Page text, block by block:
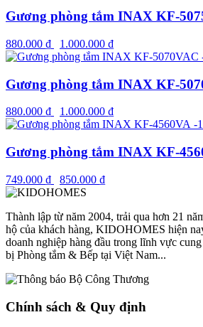
Gương phòng tắm INAX KF-
880.000 ₫ 1.000.000 ₫
Gương phòng tắm INAX KF-
880.000 ₫ 1.000.000 ₫
-
Gương phòng tắm INAX KF-
749.000 ₫ 850.000 ₫
Thành lập từ năm 2004, trải qua hơn 21
hộ của khách hàng, KIDOHOMES hiện
doanh nghiệp hàng đầu trong lĩnh vực
bị Phòng tắm & Bếp tại Việt Nam...
Chính sách & Quy định